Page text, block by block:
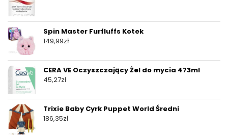
Spin Master Furfluffs Kotek
149,99zł
CERA VE Oczyszczający Żel do mycia 473ml
45,27zł
Trixie Baby Cyrk Puppet World Średni
186,35zł